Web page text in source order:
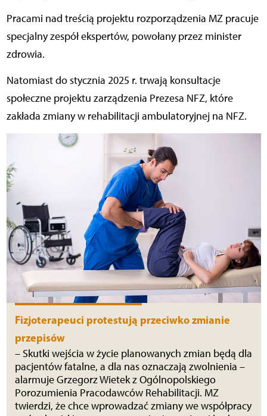
Pracami nad treścią projektu rozporządzenia MZ pracuje
specjalny zespół ekspertów, powołany przez minister
zdrowia.
Natomiast do stycznia 2025 r. trwają konsultacje
społeczne projektu zarządzenia Prezesa NFZ, które
zakłada zmiany w rehabilitacji ambulatoryjnej na NFZ.
Fizjoterapeuci protestują przeciwko zmianie
przepisów
– Skutki wejścia w życie planowanych zmian będą dla
pacjentów fatalne, a dla nas oznaczają zwolnienia –
alarmuje Grzegorz Wietek z Ogólnopolskiego
Porozumienia Pracodawców Rehabilitacji. MZ
twierdzi, że chce wprowadzać zmiany we współpracy